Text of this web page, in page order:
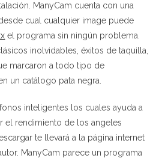
ManyCam cuenta con una
cual cualquier image puede
el programa sin ningún problema.
inolvidables, éxitos de taquilla,
marcaron a todo tipo de
un catálogo pata negra.
inteligentes los cuales ayuda a
el rendimiento de los angeles
te llevará a la página internet
ManyCam parece un programa